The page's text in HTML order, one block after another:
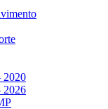
2020
2026